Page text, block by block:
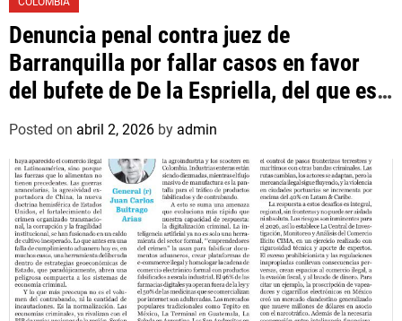
Denuncia penal contra juez de
Barranquilla por fallar casos en favor
del bufete de De la Espriella, del que es
asociado un hijo suyo
Posted on abril 2, 2026 by admin